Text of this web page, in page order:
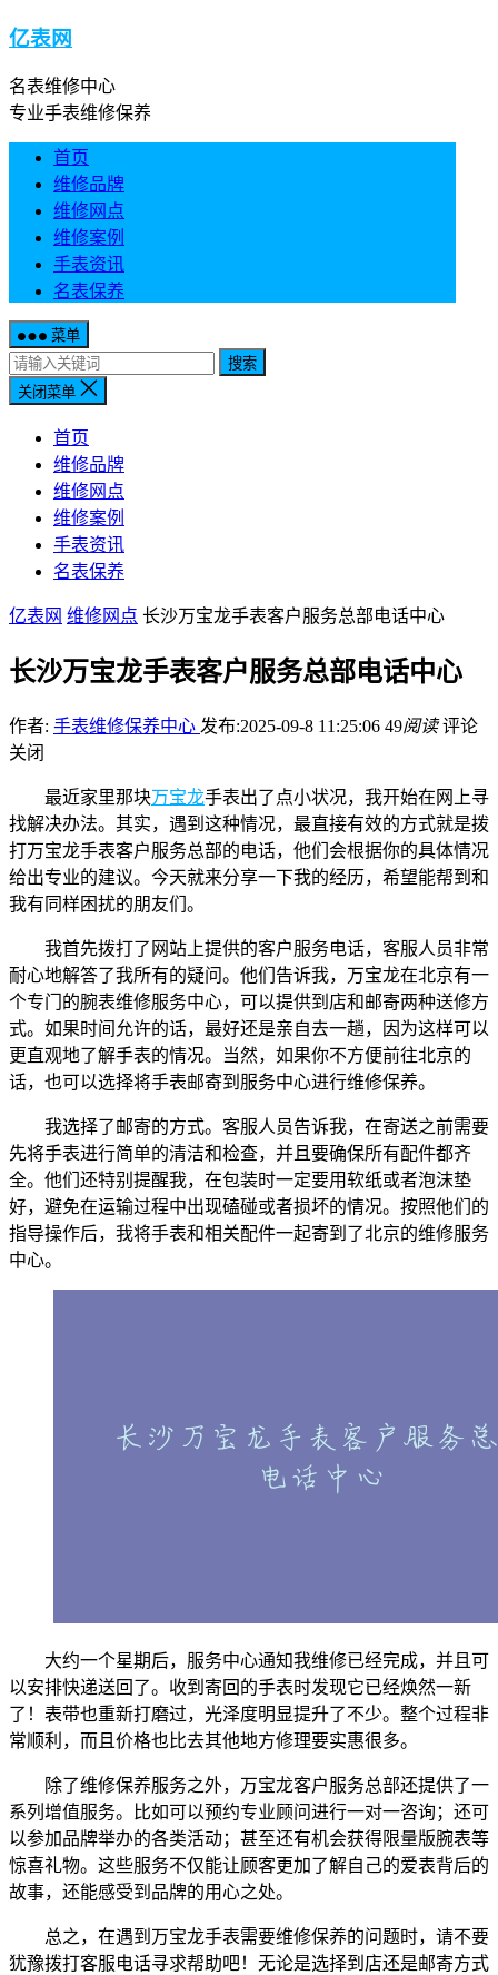
亿表网
名表维修中心
专业手表维修保养
首页
维修品牌
维修网点
维修案例
手表资讯
名表保养
菜单
搜索
关闭菜单
首页
维修品牌
维修网点
维修案例
手表资讯
名表保养
亿表网 维修网点 长沙万宝龙手表客户服务总部电话中心
长沙万宝龙手表客户服务总部电话中心
作者: 手表维修保养中心 发布:2025-09-8 11:25:06 49阅读 评论
关闭
最近家里那块万宝龙手表出了点小状况，我开始在网上寻
找解决办法。其实，遇到这种情况，最直接有效的方式就是拨
打万宝龙手表客户服务总部的电话，他们会根据你的具体情况
给出专业的建议。今天就来分享一下我的经历，希望能帮到和
我有同样困扰的朋友们。
我首先拨打了网站上提供的客户服务电话，客服人员非常
耐心地解答了我所有的疑问。他们告诉我，万宝龙在北京有一
个专门的腕表维修服务中心，可以提供到店和邮寄两种送修方
式。如果时间允许的话，最好还是亲自去一趟，因为这样可以
更直观地了解手表的情况。当然，如果你不方便前往北京的
话，也可以选择将手表邮寄到服务中心进行维修保养。
我选择了邮寄的方式。客服人员告诉我，在寄送之前需要
先将手表进行简单的清洁和检查，并且要确保所有配件都齐
全。他们还特别提醒我，在包装时一定要用软纸或者泡沫垫
好，避免在运输过程中出现磕碰或者损坏的情况。按照他们的
指导操作后，我将手表和相关配件一起寄到了北京的维修服务
中心。
大约一个星期后，服务中心通知我维修已经完成，并且可
以安排快递送回了。收到寄回的手表时发现它已经焕然一新
了！表带也重新打磨过，光泽度明显提升了不少。整个过程非
常顺利，而且价格也比去其他地方修理要实惠很多。
除了维修保养服务之外，万宝龙客户服务总部还提供了一
系列增值服务。比如可以预约专业顾问进行一对一咨询；还可
以参加品牌举办的各类活动；甚至还有机会获得限量版腕表等
惊喜礼物。这些服务不仅能让顾客更加了解自己的爱表背后的
故事，还能感受到品牌的用心之处。
总之，在遇到万宝龙手表需要维修保养的问题时，请不要
犹豫拨打客服电话寻求帮助吧！无论是选择到店还是邮寄方式